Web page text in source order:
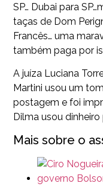
SP… Dubai para
taças de Dom
Francês… uma
também paga por
A juíza Luciana
Martini usou um
postagem e foi
Dilma usou
Mais sobre o